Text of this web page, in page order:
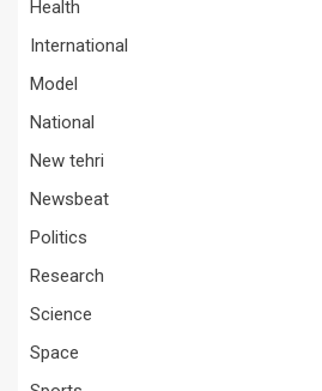
Health
International
Model
National
New tehri
Newsbeat
Politics
Research
Science
Space